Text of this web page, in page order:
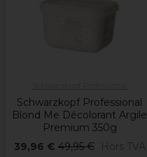
Schwarzkopf Professional
Blond Me Décolorant Argile
Premium 350g
39,96 € 49,95 €
Hors TVA